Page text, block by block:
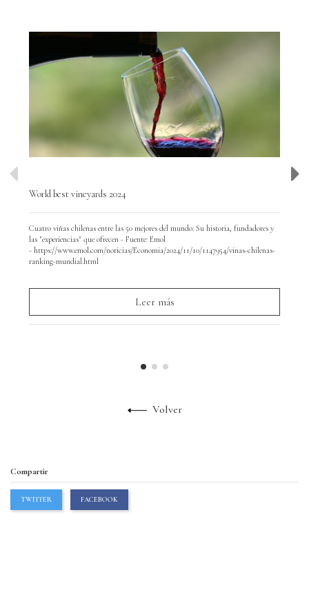
World best vineyards 2024
Cuatro viñas chilenas entre las 50 mejores del mundo: Su historia, fundadores y
las "experiencias" que ofrecen - Fuente: Emol
- https://www.emol.com/noticias/Economia/2024/11/10/1147954/vinas-chilenas-
ranking-mundial.html
Leer más
Volver
Compartir
TWITTER FACEBOOK